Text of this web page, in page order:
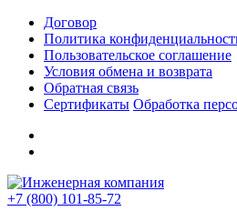
Договор
Политика
Пользовательское соглашение
Условия обмена и возврата
Обратная связь
Сертификаты Обработка
+7 (800) 101-85-72